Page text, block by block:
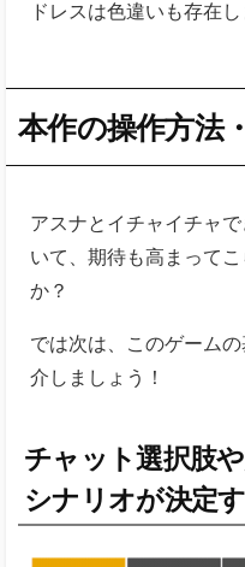
いて、期待も高まって
か？
介しましょう！
チャット選択肢
シナリオが決定